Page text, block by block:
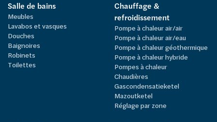
Salle de bains
Meubles
Lavabos et vasques
Douches
Baignoires
Robinets
Toilettes
Chauffage &
refroidissement
Pompe à chaleur air/air
Pompe à chaleur air/eau
Pompe à chaleur géothermique
Pompe à chaleur hybride
Pompes à chaleur
Chaudières
Gascondensatieketel
Mazoutketel
Réglage par zone